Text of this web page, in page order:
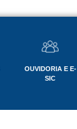
OUVIDORIA E E-
SIC